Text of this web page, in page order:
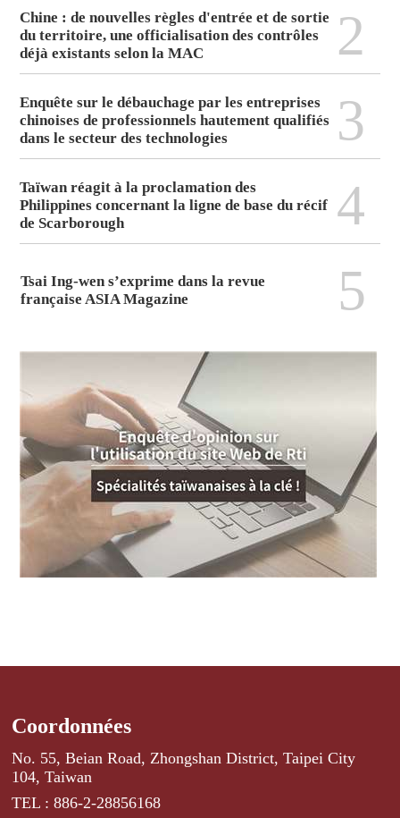
Chine : de nouvelles règles d'entrée et de sortie
du territoire, une officialisation des contrôles
déjà existants selon la MAC
2
Enquête sur le débauchage par les entreprises
chinoises de professionnels hautement qualifiés
dans le secteur des technologies
3
Taïwan réagit à la proclamation des
Philippines concernant la ligne de base du récif
de Scarborough
4
Tsai Ing-wen s’exprime dans la revue
française ASIA Magazine
5
Coordonnées
No. 55, Beian Road, Zhongshan District, Taipei City
104, Taiwan
TEL : 886-2-28856168